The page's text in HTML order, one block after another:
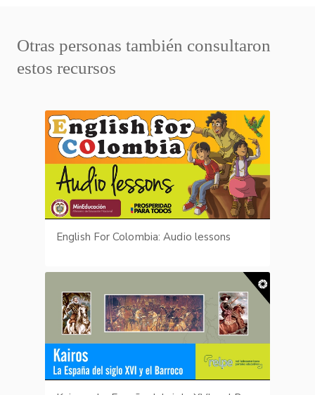
Otras personas también consultaron
estos recursos
English For Colombia: Audio lessons